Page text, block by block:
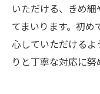
いただける、きめ
てまいります。初
心していただけるよ
りと丁寧な対応に努